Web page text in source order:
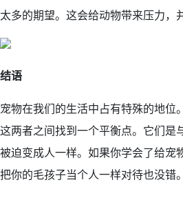
太多的期望。这会给动物带来压力，
结语
宠物在我们的生活中占有特殊的地位
这两者之间找到一个平衡点。它们是
被迫变成人一样。如果你学会了给宠
把你的毛孩子当个人一样对待也没错。